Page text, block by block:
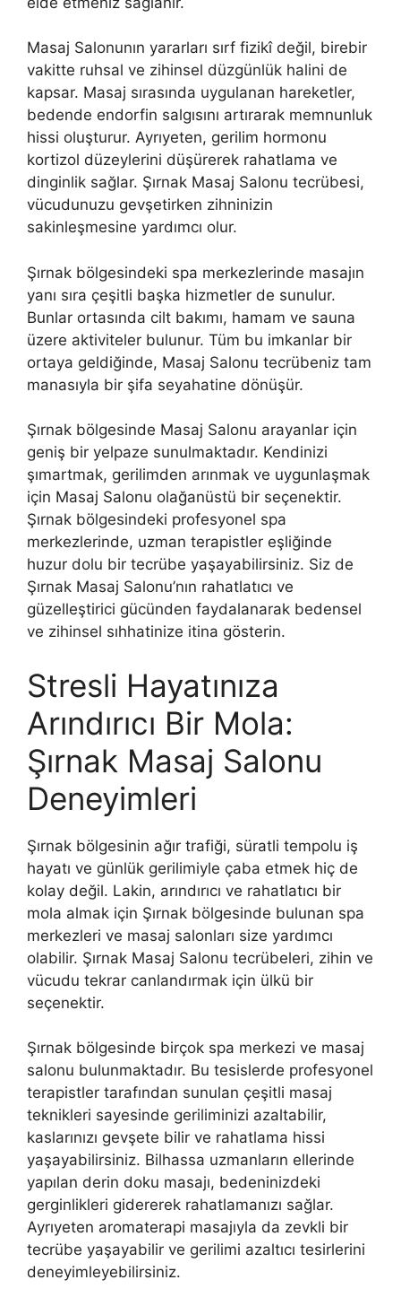
Masaj Salonunın yararları sırf fizikî değil, birebir
vakitte ruhsal ve zihinsel düzgünlük halini de
kapsar. Masaj sırasında uygulanan hareketler,
bedende endorfin salgısını artırarak memnunluk
hissi oluşturur. Ayrıyeten, gerilim hormonu
kortizol düzeylerini düşürerek rahatlama ve
dinginlik sağlar. Şırnak Masaj Salonu tecrübesi,
vücudunuzu gevşetirken zihninizin
sakinleşmesine yardımcı olur.
Şırnak bölgesindeki spa merkezlerinde masajın
yanı sıra çeşitli başka hizmetler de sunulur.
Bunlar ortasında cilt bakımı, hamam ve sauna
üzere aktiviteler bulunur. Tüm bu imkanlar bir
ortaya geldiğinde, Masaj Salonu tecrübeniz tam
manasıyla bir şifa seyahatine dönüşür.
Şırnak bölgesinde Masaj Salonu arayanlar için
geniş bir yelpaze sunulmaktadır. Kendinizi
şımartmak, gerilimden arınmak ve uygunlaşmak
için Masaj Salonu olağanüstü bir seçenektir.
Şırnak bölgesindeki profesyonel spa
merkezlerinde, uzman terapistler eşliğinde
huzur dolu bir tecrübe yaşayabilirsiniz. Siz de
Şırnak Masaj Salonu’nın rahatlatıcı ve
güzelleştirici gücünden faydalanarak bedensel
ve zihinsel sıhhatinize itina gösterin.
Stresli Hayatınıza
Arındırıcı Bir Mola:
Şırnak Masaj Salonu
Deneyimleri
Şırnak bölgesinin ağır trafiği, süratli tempolu iş
hayatı ve günlük gerilimiyle çaba etmek hiç de
kolay değil. Lakin, arındırıcı ve rahatlatıcı bir
mola almak için Şırnak bölgesinde bulunan spa
merkezleri ve masaj salonları size yardımcı
olabilir. Şırnak Masaj Salonu tecrübeleri, zihin ve
vücudu tekrar canlandırmak için ülkü bir
seçenektir.
Şırnak bölgesinde birçok spa merkezi ve masaj
salonu bulunmaktadır. Bu tesislerde profesyonel
terapistler tarafından sunulan çeşitli masaj
teknikleri sayesinde geriliminizi azaltabilir,
kaslarınızı gevşete bilir ve rahatlama hissi
yaşayabilirsiniz. Bilhassa uzmanların ellerinde
yapılan derin doku masajı, bedeninizdeki
gerginlikleri gidererek rahatlamanızı sağlar.
Ayrıyeten aromaterapi masajıyla da zevkli bir
tecrübe yaşayabilir ve gerilimi azaltıcı tesirlerini
deneyimleyebilirsiniz.